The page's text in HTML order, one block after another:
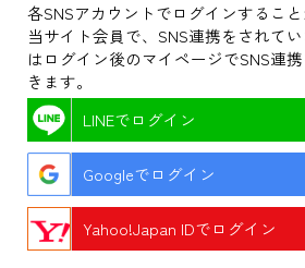
各SNSアカウントでログインすること
当サイト会員で、SNS連携をされて
はログイン後のマイページでSNS連
きます。
LINEでログイン
Googleでログイン
Yahoo!Japan IDでログイン